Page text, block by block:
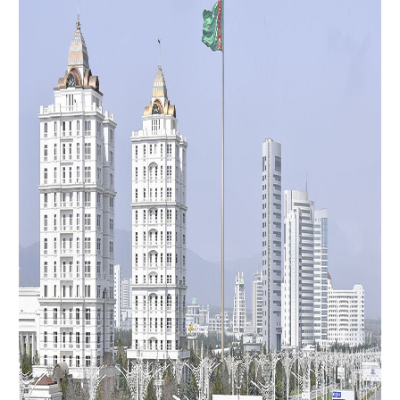
döwletara gatnaşyklara täze itergi berjekdigine ynam
bildirildi. Munuň özi umumy abadançylygyň, rowaçlygyň we
ösüşiň bähbitlerine laýyk gelýär.